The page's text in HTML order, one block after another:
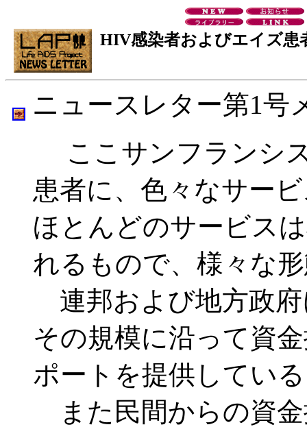
HIV感染者およびエイズ患
ニュースレター第1号
ここサンフランシ
患者に、色々なサー
ほとんどのサービス
れるもので、様々な
連邦および地方政
その規模に沿って資
ポートを提供してい
また民間からの資